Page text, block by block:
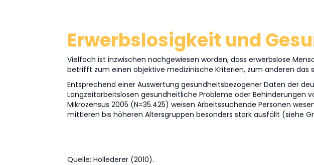
Erwerbslosigkeit und
Vielfach ist inzwischen nachgewiesen worden, dass erwerbslose
betrifft zum einen objektive medizinische Kriterien, zum anderen das
Entsprechend einer Auswertung gesundheitsbezogener Daten der
Langzeitarbeitslosen gesundheitliche Probleme oder Behinderungen
Mikrozensus 2005 (N=35.425) weisen Arbeitssuchende Personen
mittleren bis höheren Altersgruppen besonders stark ausfällt (siehe
Quelle: Hollederer (2010).